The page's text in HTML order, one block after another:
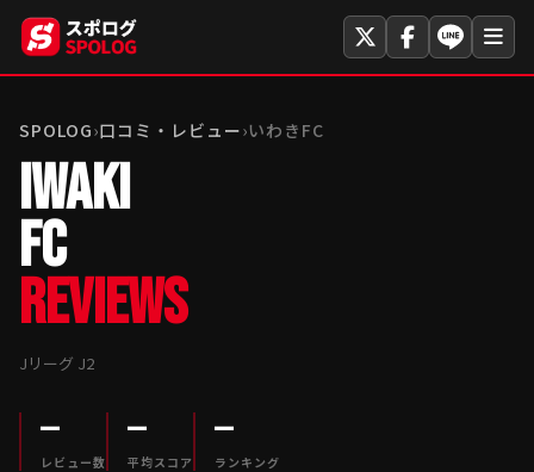
SPOLOG›口コミ・レビュー›いわきFC
IWAKI
FC
REVIEWS
Jリーグ J2
—
レビュー数
—
平均スコア
—
ランキング